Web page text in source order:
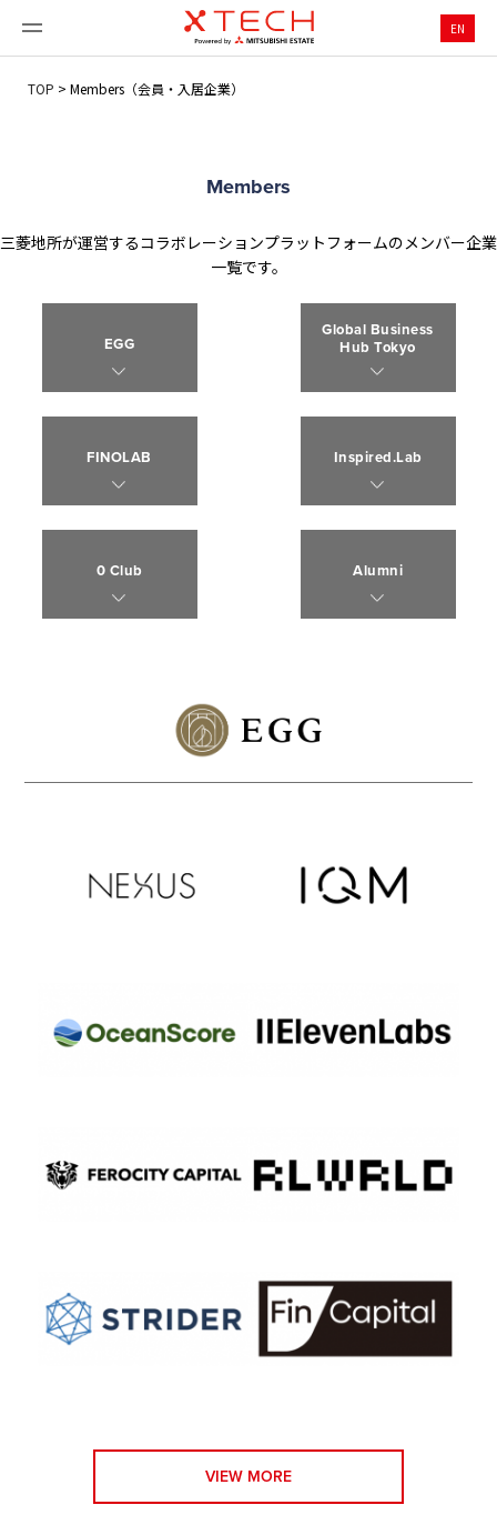
EN
TOP > Members（会員・入居企業）
Members
三菱地所が運営するコラボレーションプラットフォームのメンバー企業
一覧です。
EGG
Global Business
Hub Tokyo
FINOLAB Inspired.Lab
0 Club Alumni
VIEW MORE